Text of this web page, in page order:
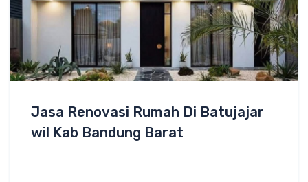
Jasa Renovasi Rumah Di Batujajar
wil Kab Bandung Barat